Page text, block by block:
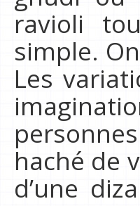
ravioli
simple.
Les
haché de
d’une